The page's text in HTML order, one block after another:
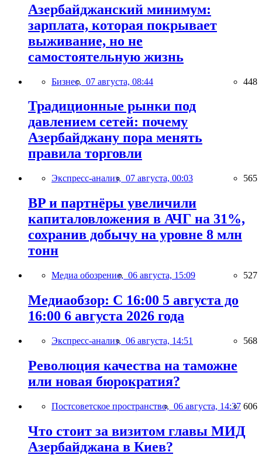
Азербайджанский минимум:
зарплата, которая покрывает
выживание, но не
самостоятельную жизнь
Бизнес, 07 августа, 08:44 448
Традиционные рынки под
давлением сетей: почему
Азербайджану пора менять
правила торговли
Экспресс-анализ, 07 августа, 00:03 565
BP и партнёры увеличили
капиталовложения в АЧГ на 31%,
сохранив добычу на уровне 8 млн
тонн
Медиа обозрение, 06 августа, 15:09 527
Медиаобзор: С 16:00 5 августа до
16:00 6 августа 2026 года
Экспресс-анализ, 06 августа, 14:51 568
Революция качества на таможне
или новая бюрократия?
Постсоветское пространство, 06 августа, 14:37 606
Что стоит за визитом главы МИД
Азербайджана в Киев?